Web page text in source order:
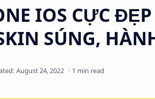
IOS CỰC
SÚNG,
1 min read